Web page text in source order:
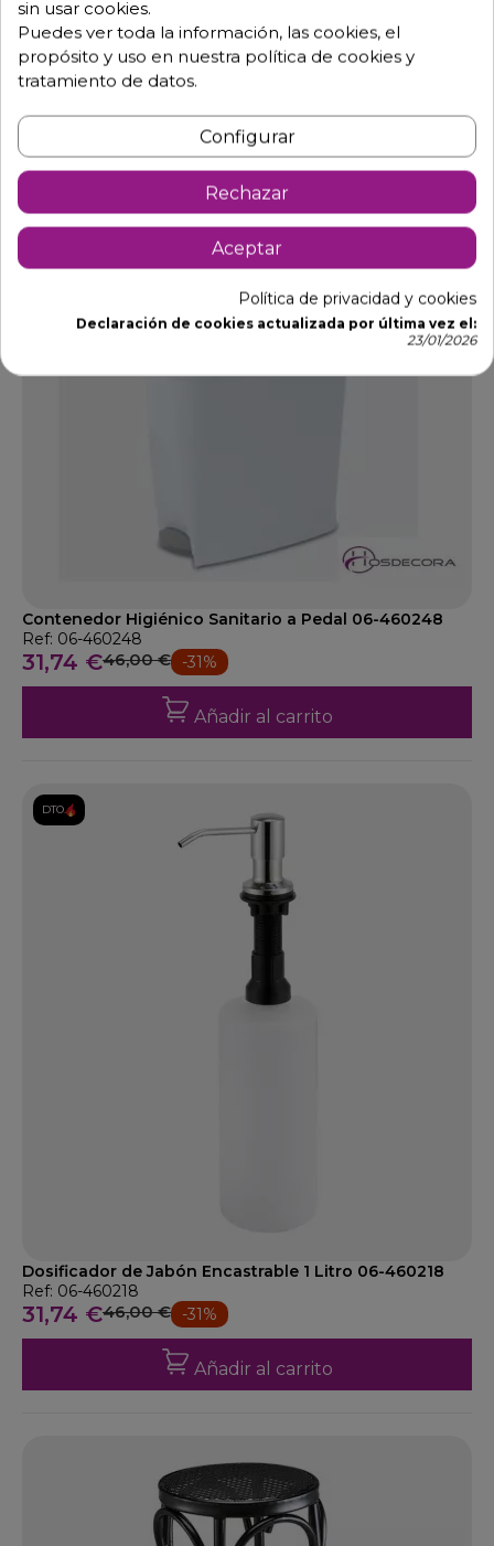
31,50 €
Ver opciones
DTO.
Contenedor Higiénico Sanitario a Pedal 06-460248
Ref: 06-460248
31,74 €46,00 € -31%
Añadir al carrito
DTO.
Dosificador de Jabón Encastrable 1 Litro 06-460218
Ref: 06-460218
31,74 €46,00 € -31%
Añadir al carrito
sin usar cookies.
Puedes ver toda la información, las cookies, el
propósito y uso en nuestra política de cookies y
tratamiento de datos.
Configurar
Rechazar
Aceptar
Política de privacidad y cookies
Declaración de cookies actualizada por última vez el:
23/01/2026